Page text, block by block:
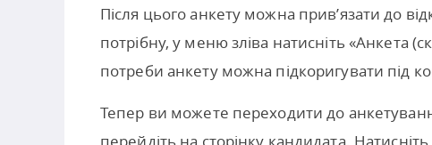
Після цього анкету можна прив’язати до
потрібну, у меню зліва натисніть «Анкета
потреби анкету можна підкоригувати під
Тепер ви можете переходити до